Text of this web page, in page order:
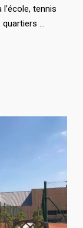
tennis
quartiers …